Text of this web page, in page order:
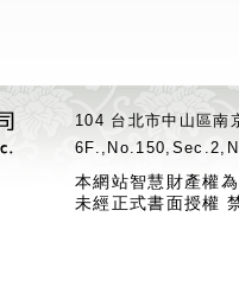
104 台北市中山區
本網站智慧財產權
未經正式書面授權